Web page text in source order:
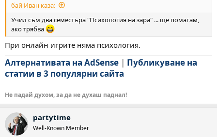
бай Иван каза:
Учил съм два семестъра "Психология на зара" ... ще помагам,
ако трябва
При онлайн игрите няма психология.
Алтернативата на AdSense | Публикуване на
статии в 3 популярни сайта
Не падай духом, за да не духаш паднал!
partytime
Well-Known Member